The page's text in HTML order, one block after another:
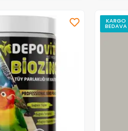
KARGO
BEDAVA